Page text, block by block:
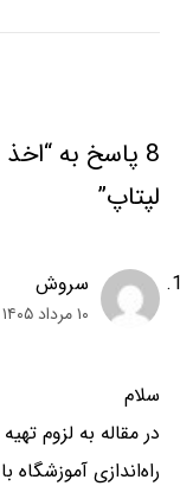
8 پاسخ به
لپتاپ”
سروش
۱۰ مرداد ۱۴۰۵ در ۰۲:۱۲
سلام
در مقاله به لزوم
راه‌اندازی